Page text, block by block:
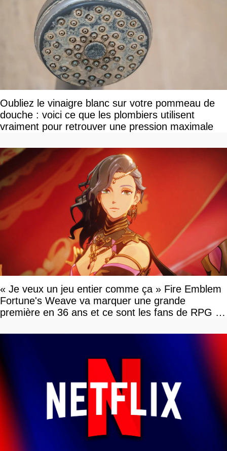
Oubliez le vinaigre blanc sur votre pommeau de
douche : voici ce que les plombiers utilisent
vraiment pour retrouver une pression maximale
« Je veux un jeu entier comme ça » Fire Emblem
Fortune's Weave va marquer une grande
première en 36 ans et ce sont les fans de RPG en